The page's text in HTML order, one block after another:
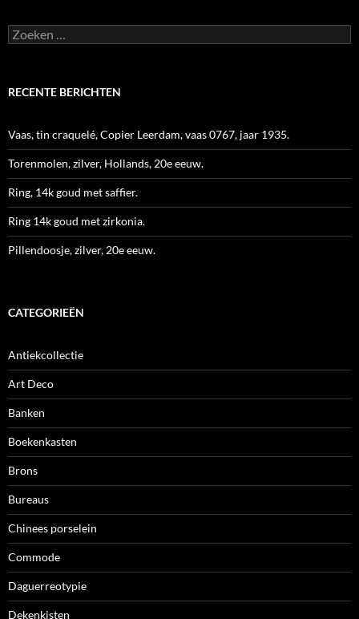
Zoeken
naar:
RECENTE BERICHTEN
Vaas, tin craquelé, Copier Leerdam, vaas 0767, jaar 1935.
Torenmolen, zilver, Hollands, 20e eeuw.
Ring, 14k goud met saffier.
Ring 14k goud met zirkonia.
Pillendoosje, zilver, 20e eeuw.
CATEGORIEËN
Antiekcollectie
Art Deco
Banken
Boekenkasten
Brons
Bureaus
Chinees porselein
Commode
Daguerreotypie
Dekenkisten